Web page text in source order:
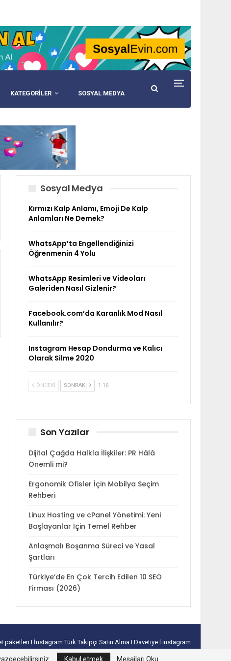
KATEGORİLER SOSYAL MEDYA
Sosyal Medya
Kırmızı Kalp Anlamı, Emoji De Kalp
Anlamları Ne Demek?
WhatsApp’ta Engellendiğinizi
Öğrenmenin 4 Yolu
WhatsApp Resimleri ve Videoları
Galeriden Nasıl Gizlenir?
Facebook.com’da Karanlık Mod Nasıl
Kullanılır?
Instagram Hesap Dondurma ve Kalıcı
Olarak Silme 2020
ÖNCEKI SONRAKI 1 16
Son Yazılar
Dijital Çağda Halkla İlişkiler: PR Hâlâ
Önemli mi?
Ergonomik Ofisler İçin Mobilya Seçim
Rehberi
Linux Hosting ve cPanel Yönetimi: Yeni
Başlayanlar İçin Temel Rehber
Anlaşmalı Boşanma Süreci ve Yasal
Şartları
Türkiye’de En Çok Tercih Edilen 10 SEO
Firması (2026)
paketleri I İnstagram Türk Takipçi Satın Alma I Davetiye l instagram
takipçi hilesiIexcel tablo oluşturma
Kabul etmek Mesajları Oku